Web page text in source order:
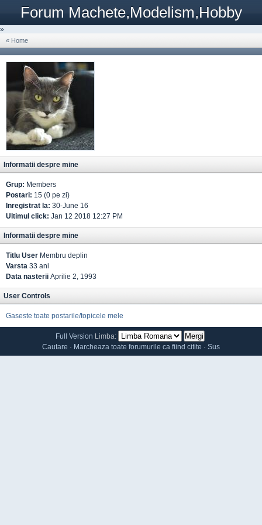
Forum Machete,Modelism,Hobby
»
« Home
Informatii despre mine
Grup: Members
Postari: 15 (0 pe zi)
Inregistrat la: 30-June 16
Ultimul click: Jan 12 2018 12:27 PM
Informatii despre mine
Titlu User Membru deplin
Varsta 33 ani
Data nasterii Aprilie 2, 1993
User Controls
Gaseste toate postarile/topicele mele
Full Version Limba:
Cautare · Marcheaza toate forumurile ca fiind citite · Sus